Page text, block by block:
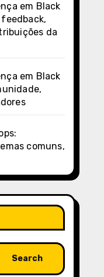
em Black
feedback,
da
em Black
comuns,